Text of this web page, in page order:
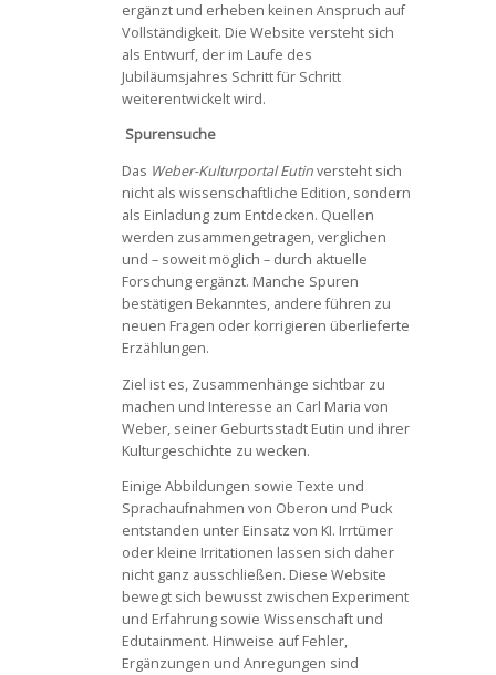
ergänzt und erheben keinen Anspruch auf
Vollständigkeit. Die Website versteht sich
als Entwurf, der im Laufe des
Jubiläumsjahres Schritt für Schritt
weiterentwickelt wird.
Spurensuche
Das Weber-Kulturportal Eutinversteht sich
nicht als wissenschaftliche Edition, sondern
als Einladung zum Entdecken. Quellen
werden zusammengetragen, verglichen
und – soweit möglich – durch aktuelle
Forschung ergänzt. Manche Spuren
bestätigen Bekanntes, andere führen zu
neuen Fragen oder korrigieren überlieferte
Erzählungen.
Ziel ist es, Zusammenhänge sichtbar zu
machen und Interesse an Carl Maria von
Weber, seiner Geburtsstadt Eutin und ihrer
Kulturgeschichte zu wecken.
Einige Abbildungen sowie Texte und
Sprachaufnahmen von Oberon und Puck
entstanden unter Einsatz von KI. Irrtümer
oder kleine Irritationen lassen sich daher
nicht ganz ausschließen. Diese Website
bewegt sich bewusst zwischen Experiment
und Erfahrung sowie Wissenschaft und
Edutainment. Hinweise auf Fehler,
Ergänzungen und Anregungen sind